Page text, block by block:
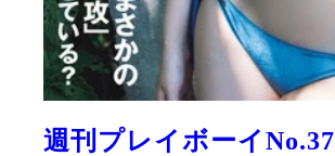
週刊プレイボーイNo.37